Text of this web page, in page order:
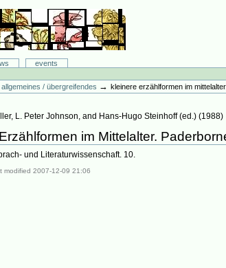
events
allgemeines / übergreifendes →kleinere erzählformen im
L. Peter Johnson, and Hans-Hugo Steinhoff (ed.) (1988)
im Mittelalter.
und Literaturwissenschaft. 10.
modified2007-12-09 21:06